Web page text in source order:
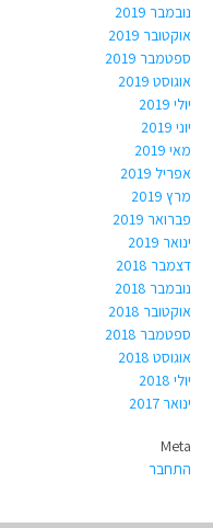
נובמבר 2019
אוקטובר 2019
ספטמבר 2019
אוגוסט 2019
יולי 2019
יוני 2019
מאי 2019
אפריל 2019
מרץ 2019
פברואר 2019
ינואר 2019
דצמבר 2018
נובמבר 2018
אוקטובר 2018
ספטמבר 2018
אוגוסט 2018
יולי 2018
ינואר 2017
Meta
התחבר